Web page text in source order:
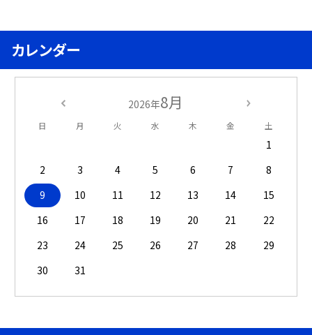
カレンダー
2026年8月
日 月 火 水 木 金 土
1
2
3 4 5 6 7
8
9
10 11 12 13 14
15
16
17 18 19 20 21
22
23
24 25 26 27 28
29
30
31